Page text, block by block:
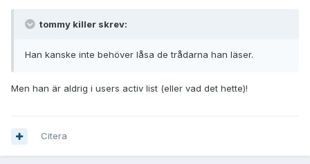
tommy killer skrev:
Han kanske inte behöver låsa de trådarna han läser.
Men han är aldrig i users activ list (eller vad det hette)!
Citera